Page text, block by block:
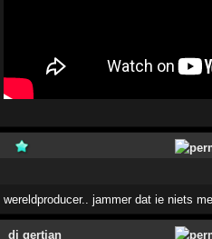
wereldproducer.. jammer dat ie niets
dj gertjan